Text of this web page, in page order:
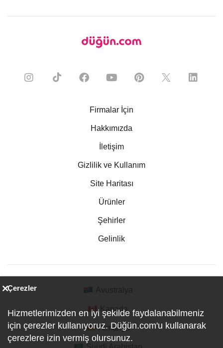
Firmalar İçin
Hakkımızda
İletişim
Gizlilik ve Kullanım
Site Haritası
Ürünler
Şehirler
Gelinlik
Kanada
Almanya
Çerezler
Hizmetlerimizden en iyi şekilde faydalanabilmeniz
için çerezler kullanıyoruz. Düğün.com'u kullanarak
çerezlere izin vermiş olursunuz.